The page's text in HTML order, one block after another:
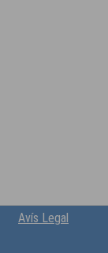
Avís Legal